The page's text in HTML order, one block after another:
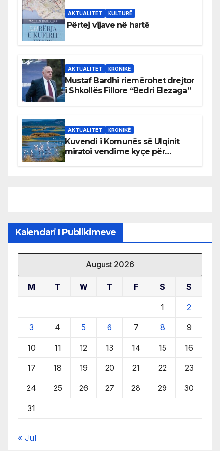
AKTUALITET KULTURË
Përtej vijave në hartë
AKTUALITET KRONIKË
Mustaf Bardhi riemërohet drejtor
i Shkollës Fillore “Bedri Elezaga”
AKTUALITET KRONIKË
Kuvendi i Komunës së Ulqinit
miratoi vendime kyçe për
Kalendari I Publikimeve
August 2026
M T W T F S S
1 2
3 4 5 6 7 8 9
10 11 12 13 14 15 16
17 18 19 20 21 22 23
24 25 26 27 28 29 30
31
« Jul